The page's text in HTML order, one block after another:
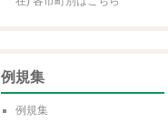
例規集
例規集